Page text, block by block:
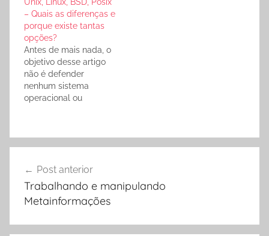
– Quais as diferenças e
porque existe tantas
opções?
Antes de mais nada, o
objetivo desse artigo
não é defender
nenhum sistema
operacional ou
porque de tantos
de cada um deles. Um
ponto importante, que
devemos entender, é
que muitos deles são
de
Post
Post anterior
Trabalhando e manipulando
Metainformações